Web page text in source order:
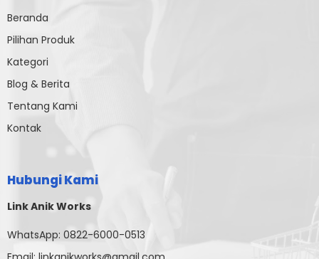
Beranda
Pilihan Produk
Kategori
Blog & Berita
Tentang Kami
Kontak
Hubungi Kami
Link Anik Works
WhatsApp: 0822-6000-0513